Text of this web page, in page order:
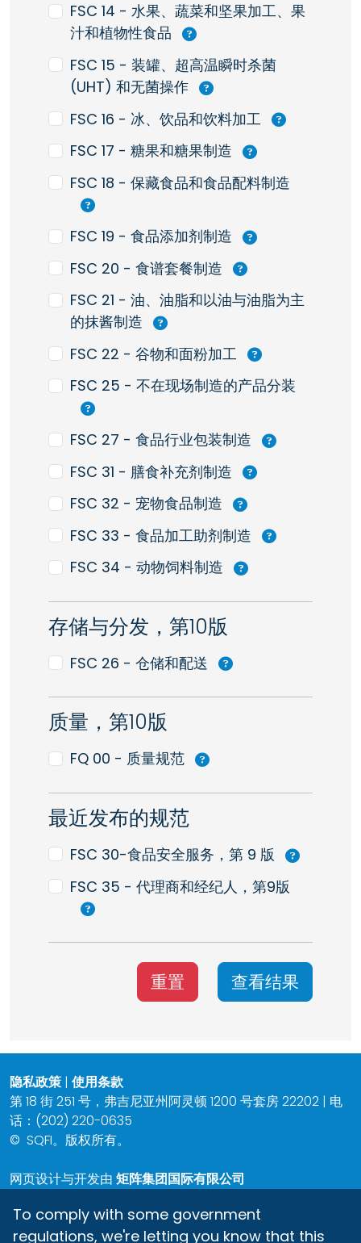
FSC 14 - 水果、蔬菜和坚果加工、果
汁和植物性食品
FSC 15 - 装罐、超高温瞬时杀菌
(UHT) 和无菌操作
FSC 16 - 冰、饮品和饮料加工
FSC 17 - 糖果和糖果制造
FSC 18 - 保藏食品和食品配料制造
FSC 19 - 食品添加剂制造
FSC 20 - 食谱套餐制造
FSC 21 - 油、油脂和以油与油脂为主
的抹酱制造
FSC 22 - 谷物和面粉加工
FSC 25 - 不在现场制造的产品分装
FSC 27 - 食品行业包装制造
FSC 31 - 膳食补充剂制造
FSC 32 - 宠物食品制造
FSC 33 - 食品加工助剂制造
FSC 34 - 动物饲料制造
存储与分发，第10版
FSC 26 - 仓储和配送
质量，第10版
FQ 00 - 质量规范
最近发布的规范
FSC 30-食品安全服务，第 9 版
FSC 35 - 代理商和经纪人，第9版
重置 查看结果
隐私政策 | 使用条款
第 18 街 251 号，弗吉尼亚州阿灵顿 1200 号套房 22202 | 电
话：(202) 220-0635
© SQFI。版权所有。
网页设计与开发由 矩阵集团国际有限公司
To comply with some government
regulations, we're letting you know that this